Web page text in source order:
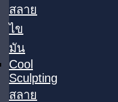
สลาย
ไข
มัน
Cool
Sculpting
สลาย